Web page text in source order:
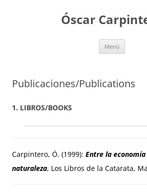
Óscar
Menú
Publicaciones/Publications
1. LIBROS/BOOKS
Carpintero, Ó. (1999): Entre la
naturaleza, Los Libros de la Catarata,